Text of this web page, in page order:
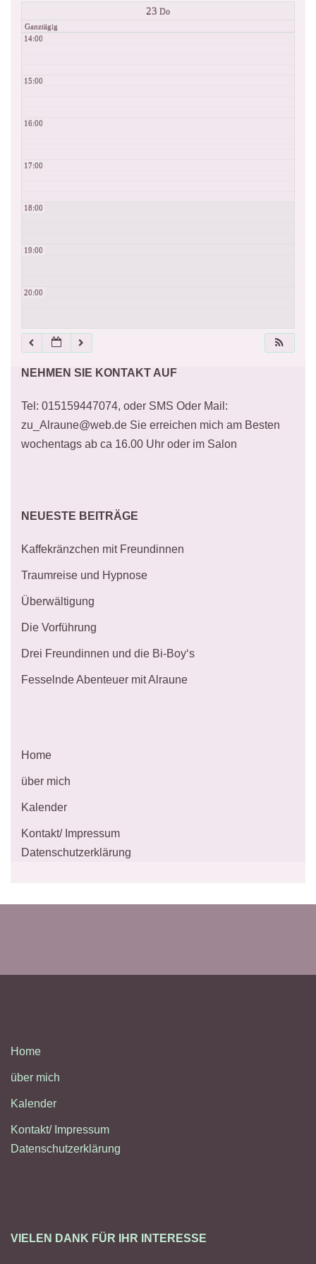
23 Do
Ganztägig
14:00
15:00
16:00
17:00
18:00
19:00
20:00
21:00
22:00
23:00
NEHMEN SIE KONTAKT AUF
Tel: 015159447074, oder SMS Oder Mail:
zu_Alraune@web.de Sie erreichen mich am Besten
wochentags ab ca 16.00 Uhr oder im Salon
NEUESTE BEITRÄGE
Kaffekränzchen mit Freundinnen
Traumreise und Hypnose
Überwältigung
Die Vorführung
Drei Freundinnen und die Bi-Boy‘s
Fesselnde Abenteuer mit Alraune
Home
über mich
Kalender
Kontakt/ Impressum
Datenschutzerklärung
Home
über mich
Kalender
Kontakt/ Impressum
Datenschutzerklärung
VIELEN DANK FÜR IHR INTERESSE